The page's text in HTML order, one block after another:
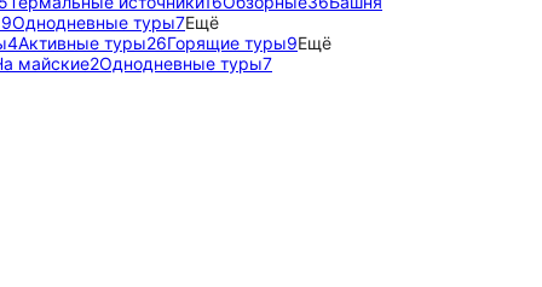
9Однодневные туры7Ещё
4Активные туры26Горящие туры9Ещё
майские2Однодневные туры7